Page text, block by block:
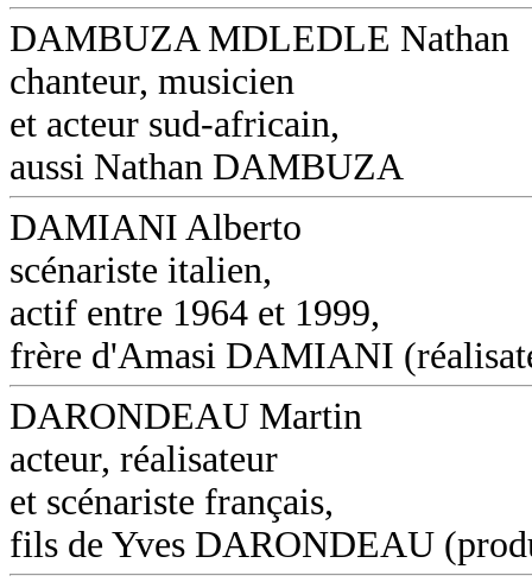
DAMBUZA MDLEDLE Nathan
chanteur, musicien
et acteur sud-africain,
aussi Nathan DAMBUZA
DAMIANI Alberto
scénariste italien,
actif entre 1964 et 1999,
frère d'Amasi DAMIANI
DARONDEAU Martin
acteur, réalisateur
et scénariste français,
fils de Yves DARONDEAU